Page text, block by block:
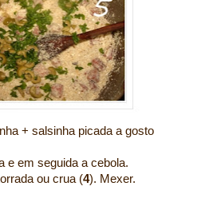
+ salsinha picada a gosto
e em seguida a cebola.
ou crua (4). Mexer.